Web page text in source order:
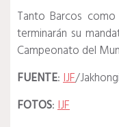
Tanto Barcos
terminarán su
Campeonato del
FUENTE:IJF/
FOTOS:IJF